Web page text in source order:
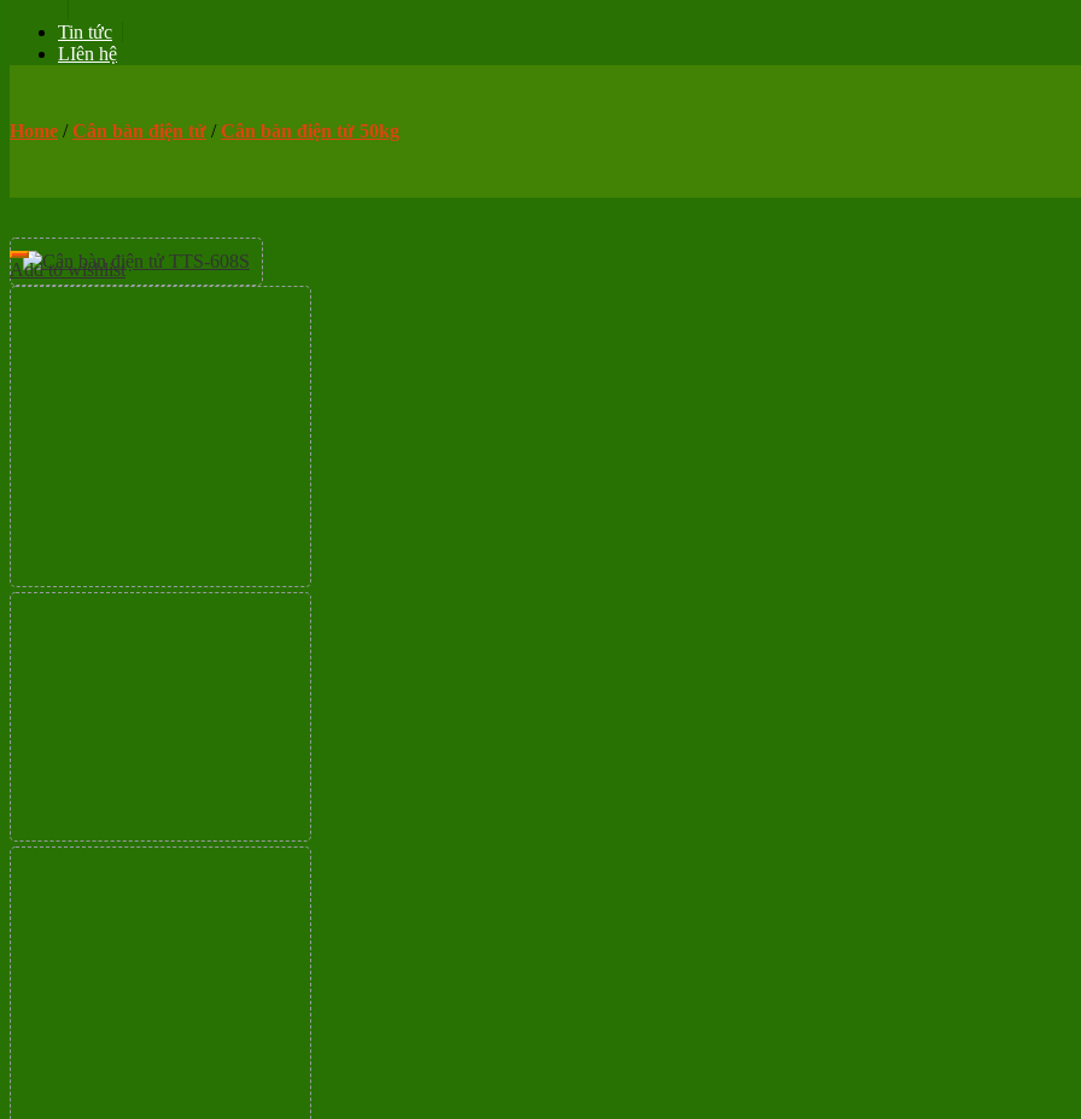
Tin tức
LIên hệ
Home / Cân bàn điện tử / Cân bàn điện tử 50kg
Add to wishlist